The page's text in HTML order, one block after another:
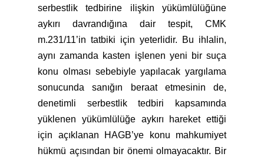
serbestlik tedbirine ilişkin yükümlülüğüne
aykırı davrandığına dair tespit, CMK
m.231/11’in tatbiki için yeterlidir. Bu ihlalin,
aynı zamanda kasten işlenen yeni bir suça
konu olması sebebiyle yapılacak yargılama
sonucunda sanığın beraat etmesinin de,
denetimli serbestlik tedbiri kapsamında
yüklenen yükümlülüğe aykırı hareket ettiği
için açıklanan HAGB’ye konu mahkumiyet
hükmü açısından bir önemi olmayacaktır. Bir